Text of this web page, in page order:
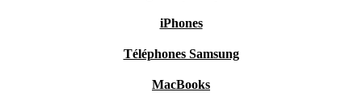
iPhones
Téléphones Samsung
MacBooks